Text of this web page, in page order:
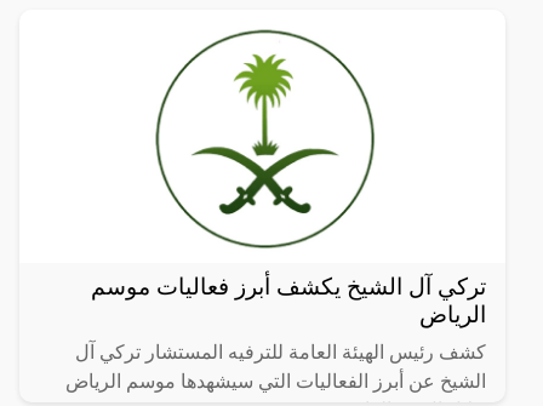
تركي آل الشيخ يكشف أبرز فعاليات موسم
الرياض
كشف رئيس الهيئة العامة للترفيه المستشار تركي آل
الشيخ عن أبرز الفعاليات التي سيشهدها موسم الرياض